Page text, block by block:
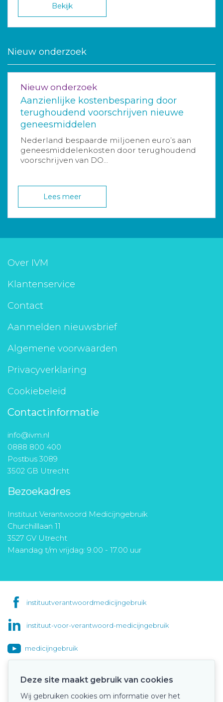
Bekijk
Nieuw onderzoek
Nieuw onderzoek
Aanzienlijke kostenbesparing door
terughoudend voorschrijven nieuwe
geneesmiddelen
Nederland bespaarde miljoenen euro’s aan
geneesmiddelenkosten door terughoudend
voorschrijven van DO...
Lees meer
Over IVM
Klantenservice
Contact
Aanmelden nieuwsbrief
Algemene voorwaarden
Privacyverklaring
Cookiebeleid
Contactinformatie
info@ivm.nl
0888 800 400
Postbus 3089
3502 GB Utrecht
Bezoekadres
Instituut Verantwoord Medicijngebruik
Churchilllaan 11
3527 GV Utrecht
Maandag t/m vrijdag: 9.00 - 17.00 uur
instituutverantwoordmedicijngebruik
instituut-voor-verantwoord-medicijngebruik
medicijngebruik
Onze keurmerken
Deze site maakt gebruik van cookies
Wij gebruiken cookies om informatie over het